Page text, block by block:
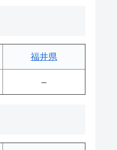
福井県
–